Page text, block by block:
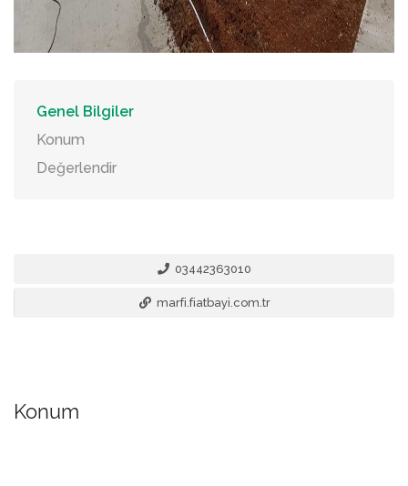
Genel Bilgiler
Konum
Değerlendir
03442363010
marfi.fiatbayi.com.tr
Konum